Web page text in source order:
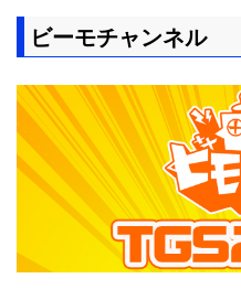
ビーモチャンネル